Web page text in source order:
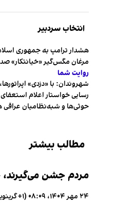
انتخاب سردبیر
هشدار ترامپ به جمهوری
مرغان مگس‌گیر «خیانتکار»
روایت شما
شهروندان:‌ با «دزدی»
رسایی خواستار اعلام
حوثی‌ها و شبه‌نظامیان
مطالب بیشتر
مردم جشن می‌گیرند،
۲۴ مهر ۱۴۰۴، ۰۸:۰۹ (‎+۱ گرینویچ)